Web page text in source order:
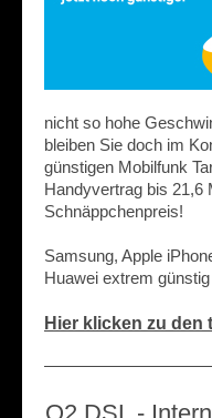
nicht so hohe
bleiben Sie doch im
günstigen Mobilfunk
Handyvertrag bis 21,6
Schnäppchenpreis!
Samsung, Apple
Huawei extrem
Hier klicken zu den